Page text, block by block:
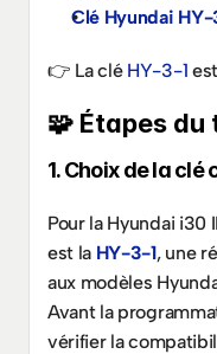
Clé Hyundai HY-
👉 La clé HY-3-1
🧩 Étapes
1. Choix de la
Pour la Hyundai i30
est la HY-3-1, une
aux modèles
Avant la
vérifier la